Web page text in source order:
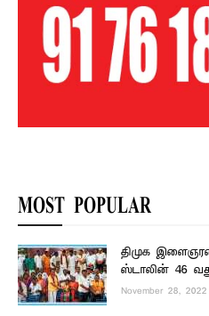
MOST POPULAR
திமுக
ஸ்டாலின் 46
November 28, 2022